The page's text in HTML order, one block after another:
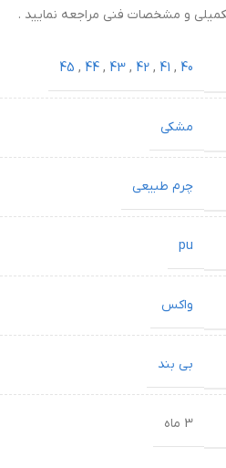
و مشخصات فنی مراجعه نمایید .
40
,
41
,
42
,
43
,
44
,
45
مشکی
چرم طبیعی
pu
واکس
بی بند
3 ماه